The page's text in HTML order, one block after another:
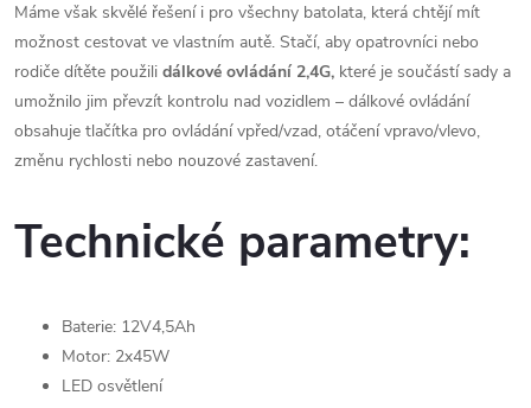
Máme však skvělé řešení i pro všechny batolata, která chtějí mít
možnost cestovat ve vlastním autě. Stačí, aby opatrovníci nebo
rodiče dítěte použili dálkové ovládání 2,4G, které je součástí sady a
umožnilo jim převzít kontrolu nad vozidlem – dálkové ovládání
obsahuje tlačítka pro ovládání vpřed/vzad, otáčení vpravo/vlevo,
změnu rychlosti nebo nouzové zastavení.
Technické parametry:
Baterie: 12V4,5Ah
Motor: 2x45W
LED osvětlení